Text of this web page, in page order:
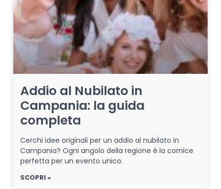
Addio al Nubilato in
Campania: la guida
completa
Cerchi idee originali per un addio al nubilato in
Campania? Ogni angolo della regione è la cornice
perfetta per un evento unico.
SCOPRI »